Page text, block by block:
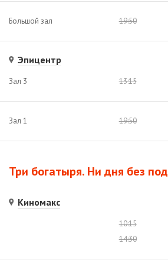
Большой зал 19:50
Эпицентр
Зал 3 13:15
Зал 1 19:50
Три богатыря. Ни дня без
Киномакс
10:15
14:30